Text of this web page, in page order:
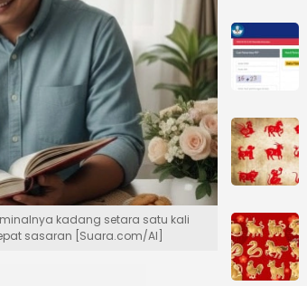
kadang setara satu kali
sasaran [Suara.com/AI]